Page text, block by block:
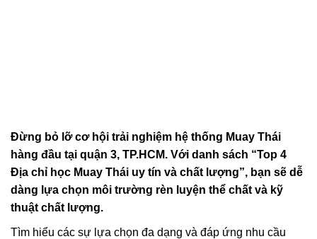
Đừng bỏ lỡ cơ hội trải nghiệm hệ thống Muay Thái
hàng đầu tại quận 3, TP.HCM. Với danh sách “Top 4
Địa chỉ học Muay Thái uy tín và chất lượng”, bạn sẽ dễ
dàng lựa chọn môi trường rèn luyện thể chất và kỹ
thuật chất lượng.
Tìm hiểu các sự lựa chọn đa dạng và đáp ứng nhu cầu